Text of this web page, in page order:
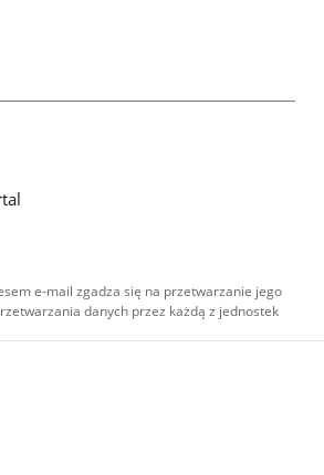
e-mail zgadza się na przetwarzanie jego
danych przez każdą z jednostek